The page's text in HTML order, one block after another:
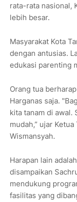
rata-rata nasional,
lebih besar.
Masyarakat Kota
dengan antusias.
edukasi parenting
Orang tua
Harganas saja.
kita tanam di awal.
mudah,” ujar
Wismansyah.
Harapan lain
disampaikan
mendukung
fasilitas yang